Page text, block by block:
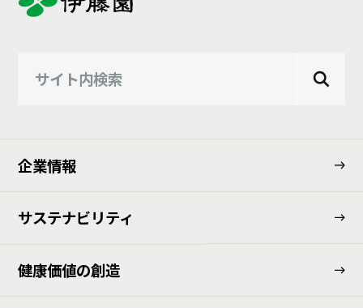
企業情報
サステナビリティ
健康価値の創造